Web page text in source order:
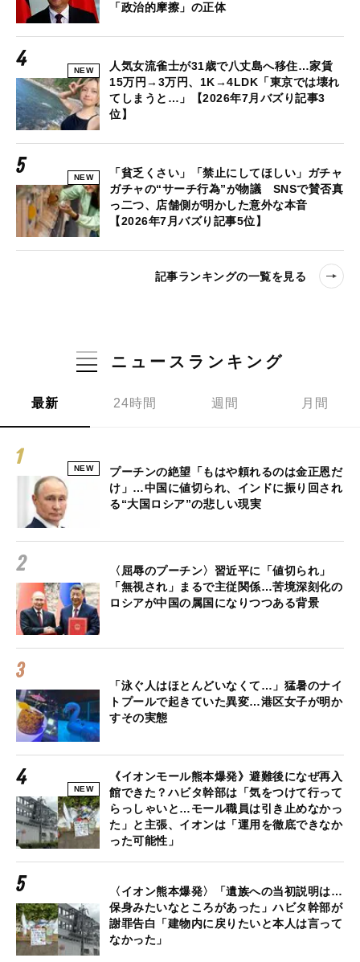
「政治的摩擦」の正体
NEW
人気女流雀士が31歳で八丈島へ移住…家賃
15万円→3万円、1K→4LDK「東京では壊れ
てしまうと…」【2026年7月バズり記事3
位】
NEW
「貧乏くさい」「禁止にしてほしい」ガチャ
ガチャの“サーチ行為”が物議 SNSで賛否真
っ二つ、店舗側が明かした意外な本音
【2026年7月バズり記事5位】
記事ランキングの一覧を見る
ニュースランキング
最新 24時間 週間 月間
NEW
プーチンの絶望「もはや頼れるのは金正恩だ
け」…中国に値切られ、インドに振り回され
る“大国ロシア”の悲しい現実
〈屈辱のプーチン〉習近平に「値切られ」
「無視され」まるで主従関係…苦境深刻化の
ロシアが中国の属国になりつつある背景
「泳ぐ人はほとんどいなくて…」猛暑のナイ
トプールで起きていた異変…港区女子が明か
すその実態
NEW
《イオンモール熊本爆発》避難後になぜ再入
館できた？ハビタ幹部は「気をつけて行って
らっしゃいと…モール職員は引き止めなかっ
た」と主張、イオンは「運用を徹底できなか
った可能性」
〈イオン熊本爆発〉「遺族への当初説明は…
保身みたいなところがあった」ハビタ幹部が
謝罪告白「建物内に戻りたいと本人は言って
なかった」